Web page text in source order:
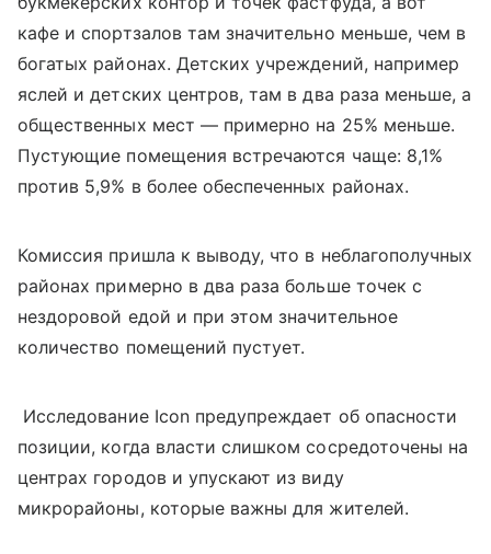
кафе и спортзалов там значительно меньше, чем в
богатых районах. Детских учреждений, например
яслей и детских центров, там в два раза меньше, а
общественных мест — примерно на 25% меньше.
Пустующие помещения встречаются чаще: 8,1%
против 5,9% в более обеспеченных районах.
Комиссия пришла к выводу, что в неблагополучных
районах примерно в два раза больше точек с
нездоровой едой и при этом значительное
количество помещений пустует.
Исследование Icon предупреждает об опасности
позиции, когда власти слишком сосредоточены на
центрах городов и упускают из виду
микрорайоны, которые важны для жителей.